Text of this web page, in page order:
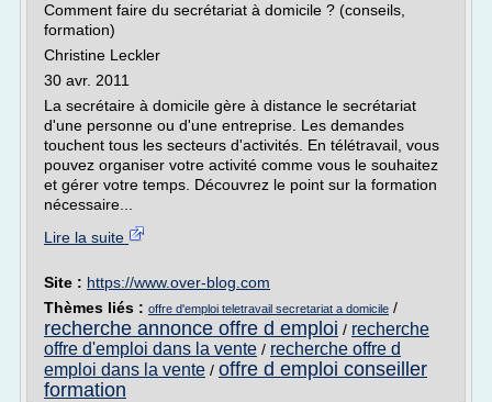
Comment faire du secrétariat à domicile ? (conseils,
formation)
Christine Leckler
30 avr. 2011
La secrétaire à domicile gère à distance le secrétariat
d'une personne ou d'une entreprise. Les demandes
touchent tous les secteurs d'activités. En télétravail, vous
pouvez organiser votre activité comme vous le souhaitez
et gérer votre temps. Découvrez le point sur la formation
nécessaire...
Lire la suite
Site : https://www.over-blog.com
Thèmes liés : offre d'emploi teletravail secretariat a domicile /
recherche annonce offre d emploi / recherche
offre d'emploi dans la vente / recherche offre d
emploi dans la vente / offre d emploi conseiller
formation